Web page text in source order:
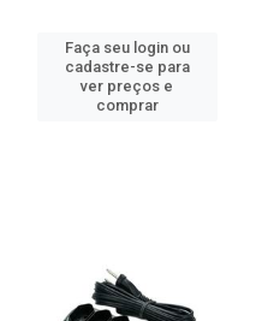
Faça seu login ou
cadastre-se para
ver preços e
comprar